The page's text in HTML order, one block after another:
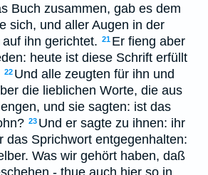
Buch zusammen, gab es dem
sich, und aller Augen in der
ihn gerichtet. 21 Er fieng aber
heute ist diese Schrift erfüllt
22 Und alle zeugten für ihn und
die lieblichen Worte, die aus
und sie sagten: ist das
23 Und er sagte zu ihnen: ihr
das Sprichwort entgegenhalten:
Was wir gehört haben, daß
- thue auch hier so in